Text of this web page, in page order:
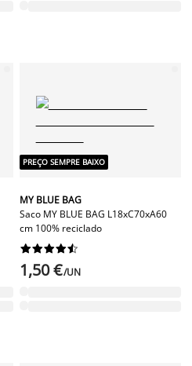
PREÇO SEMPRE BAIXO
MY BLUE BAG
Saco MY BLUE BAG L18xC70xA60
cm 100% reciclado






1,50 €/UN